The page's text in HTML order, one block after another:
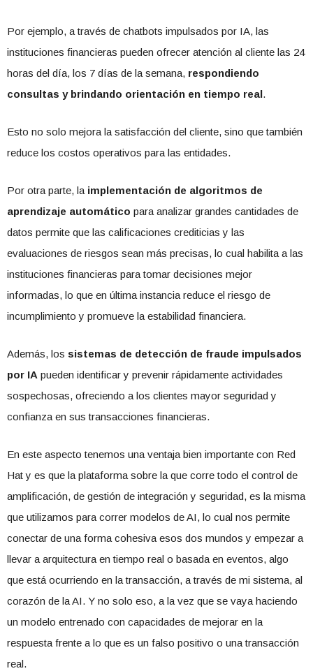
Por ejemplo, a través de chatbots impulsados por IA, las
instituciones financieras pueden ofrecer atención al cliente las 24
horas del día, los 7 días de la semana, respondiendo
consultas y brindando orientación en tiempo real.
Esto no solo mejora la satisfacción del cliente, sino que también
reduce los costos operativos para las entidades.
Por otra parte, la implementación de algoritmos de
aprendizaje automático para analizar grandes cantidades de
datos permite que las calificaciones crediticias y las
evaluaciones de riesgos sean más precisas, lo cual habilita a las
instituciones financieras para tomar decisiones mejor
informadas, lo que en última instancia reduce el riesgo de
incumplimiento y promueve la estabilidad financiera.
Además, los sistemas de detección de fraude impulsados
por IA pueden identificar y prevenir rápidamente actividades
sospechosas, ofreciendo a los clientes mayor seguridad y
confianza en sus transacciones financieras.
En este aspecto tenemos una ventaja bien importante con Red
Hat y es que la plataforma sobre la que corre todo el control de
amplificación, de gestión de integración y seguridad, es la misma
que utilizamos para correr modelos de AI, lo cual nos permite
conectar de una forma cohesiva esos dos mundos y empezar a
llevar a arquitectura en tiempo real o basada en eventos, algo
que está ocurriendo en la transacción, a través de mi sistema, al
corazón de la AI. Y no solo eso, a la vez que se vaya haciendo
un modelo entrenado con capacidades de mejorar en la
respuesta frente a lo que es un falso positivo o una transacción
real.